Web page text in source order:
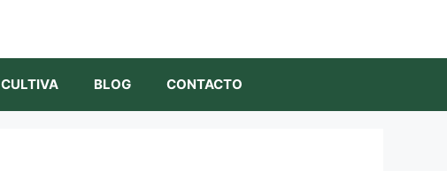
CULTIVA BLOG CONTACTO